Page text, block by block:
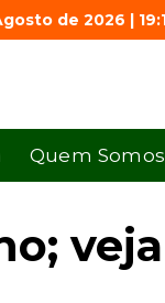
de 2026 |
Quem Somos